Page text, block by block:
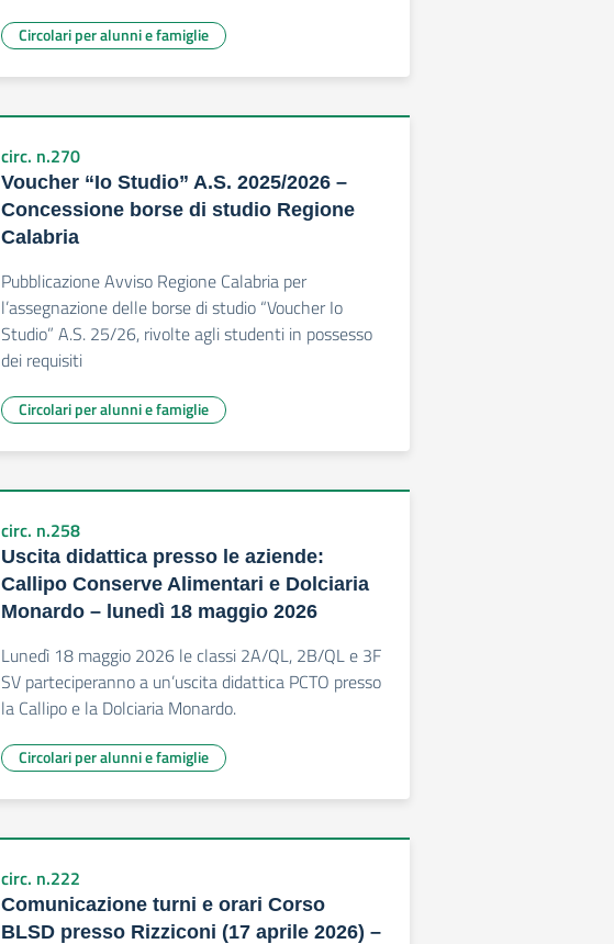
Circolari per alunni e famiglie
circ. n.270
Voucher “Io Studio” A.S. 2025/2026 –
Concessione borse di studio Regione
Calabria
Pubblicazione Avviso Regione Calabria per
l’assegnazione delle borse di studio “Voucher Io
Studio” A.S. 25/26, rivolte agli studenti in possesso
dei requisiti
Circolari per alunni e famiglie
circ. n.258
Uscita didattica presso le aziende:
Callipo Conserve Alimentari e Dolciaria
Monardo – lunedì 18 maggio 2026
Lunedì 18 maggio 2026 le classi 2A/QL, 2B/QL e 3F
SV parteciperanno a un’uscita didattica PCTO presso
la Callipo e la Dolciaria Monardo.
Circolari per alunni e famiglie
circ. n.222
Comunicazione turni e orari Corso
BLSD presso Rizziconi (17 aprile 2026) –